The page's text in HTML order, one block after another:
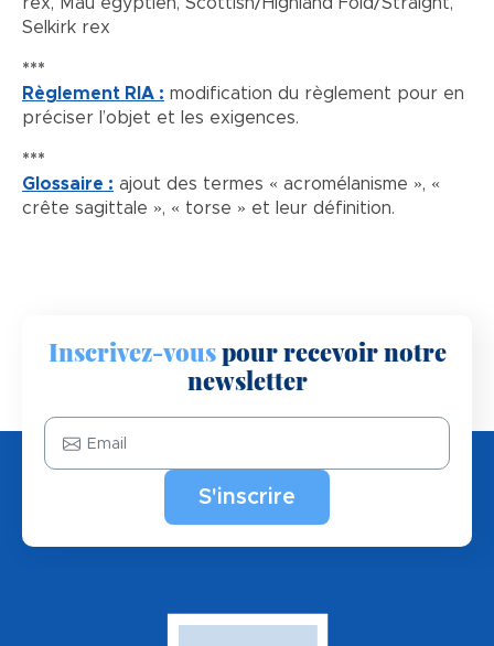
Selkirk rex
***
Règlement RIA : modification du règlement pour en
préciser l’objet et les exigences.
***
Glossaire : ajout des termes « acromélanisme », «
crête sagittale », « torse » et leur définition.
Inscrivez-vouspour recevoir notre
newsletter